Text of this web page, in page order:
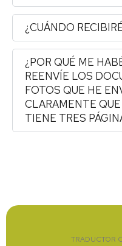
¿CUÁNDO
¿POR QUÉ ME
REENVÍE LOS
FOTOS QUE HE
CLARAMENTE
TIENE TRES
TRADUCTOR